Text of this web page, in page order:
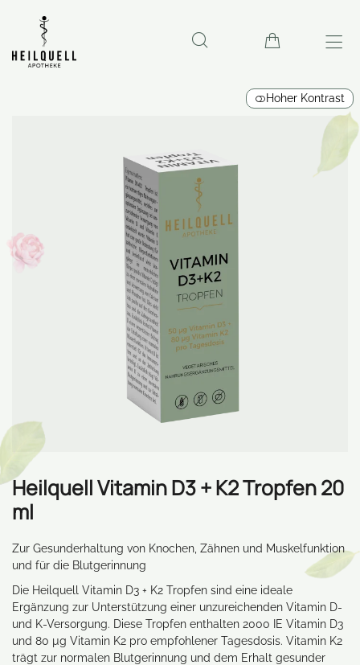
Hoher Kontrast
Heilquell Vitamin D3 + K2 Tropfen 20
ml
Zur Gesunderhaltung von Knochen, Zähnen und Muskelfunktion
und für die Blutgerinnung
Die Heilquell Vitamin D3 + K2 Tropfen sind eine ideale
Ergänzung zur Unterstützung einer unzureichenden Vitamin D-
und K-Versorgung. Diese Tropfen enthalten 2000 IE Vitamin D3
und 80 µg Vitamin K2 pro empfohlener Tagesdosis. Vitamin K2
trägt zur normalen Blutgerinnung und dem Erhalt gesunder